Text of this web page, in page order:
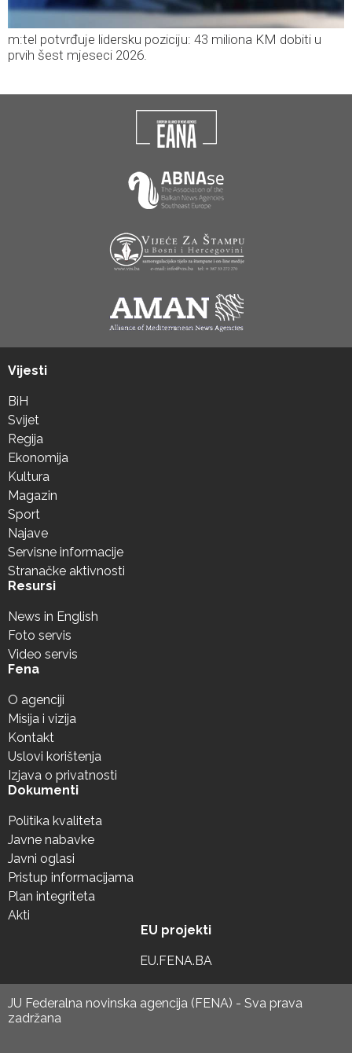
m:tel potvrđuje lidersku poziciju: 43 miliona KM dobiti u
prvih šest mjeseci 2026.
Vijesti
BiH
Svijet
Regija
Ekonomija
Kultura
Magazin
Sport
Najave
Servisne informacije
Stranačke aktivnosti
Resursi
News in English
Foto servis
Video servis
Fena
O agenciji
Misija i vizija
Kontakt
Uslovi korištenja
Izjava o privatnosti
Dokumenti
Politika kvaliteta
Javne nabavke
Javni oglasi
Pristup informacijama
Plan integriteta
Akti
EU projekti
EU.FENA.BA
JU Federalna novinska agencija (FENA) - Sva prava
zadržana